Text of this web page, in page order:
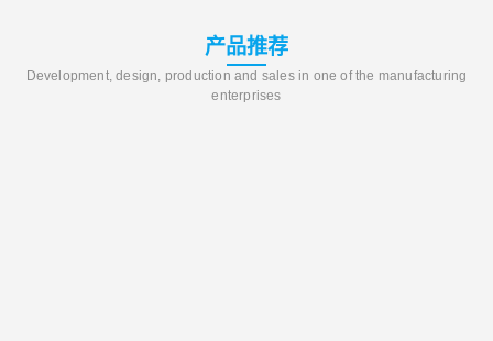
产品推荐
Development, design, production and sales in one of the manufacturing
enterprises